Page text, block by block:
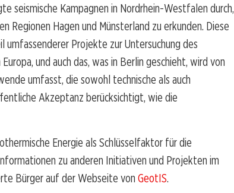
seismische Kampagnen in Nordrhein-Westfalen durch,
Regionen Hagen und Münsterland zu erkunden. Diese
umfassenderer Projekte zur Untersuchung des
und auch das, was in Berlin geschieht, wird von
umfasst, die sowohl technische als auch
Akzeptanz berücksichtigt, wie die
Energie als Schlüsselfaktor für die
zu anderen Initiativen und Projekten im
Bürger auf der Webseite von GeotIS.